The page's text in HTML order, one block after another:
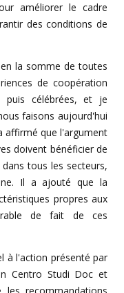
améliorer le cadre
des conditions de
la somme de toutes
de coopération
puis célébrées, et je
faisons aujourd'hui
affirmé que l'argument
doivent bénéficier de
tous les secteurs,
Il a ajouté que la
propres aux
de fait de ces
à l'action présenté par
Centro Studi Doc et